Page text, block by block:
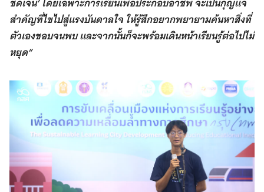
สำคัญที่ไขไปสู่แรงบันดาลใจ ให้รู้สึกอยากพยายามค้นหาสิ่งที่
ตัวเองชอบจนพบ และจากนั้นก็จะพร้อมเดินหน้าเรียนรู้ต่อไปไม่
หยุด”